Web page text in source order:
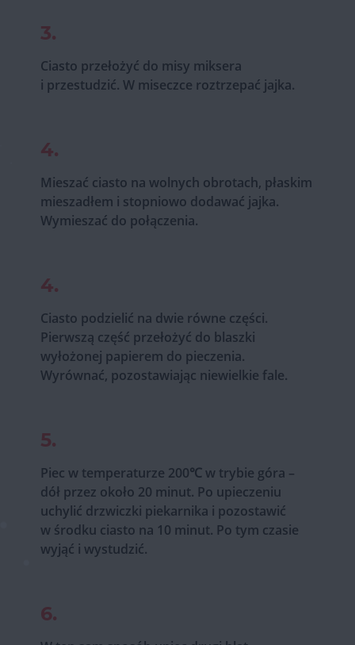
3.
Ciasto przełożyć do misy miksera
i przestudzić. W miseczce roztrzepać jajka.
4.
Mieszać ciasto na wolnych obrotach, płaskim
mieszadłem i stopniowo dodawać jajka.
Wymieszać do połączenia.
4.
Ciasto podzielić na dwie równe części.
Pierwszą część przełożyć do blaszki
wyłożonej papierem do pieczenia.
Wyrównać, pozostawiając niewielkie fale.
5.
Piec w temperaturze 200℃ w trybie góra –
dół przez około 20 minut. Po upieczeniu
uchylić drzwiczki piekarnika i pozostawić
w środku ciasto na 10 minut. Po tym czasie
wyjąć i wystudzić.
6.